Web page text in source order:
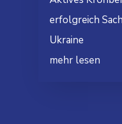
erfolgreich
Ukraine
mehr lesen